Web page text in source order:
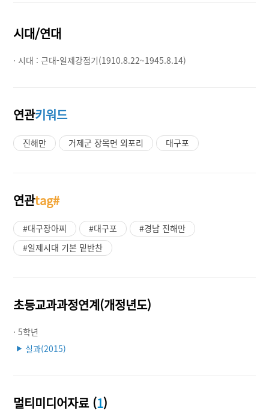
시대/연대
· 시대 :근대-일제강점기(1910.8.22~1945.8.14)
연관키워드
진해만 거제군 장목면 외포리 대구포
연관tag#
#대구장아찌 #대구포
#경남 진해만
#일제시대 기본 밑반찬
초등교과과정연계(개정년도)
· 5학년
▶ 실과(2015)
멀티미디어자료 (1)